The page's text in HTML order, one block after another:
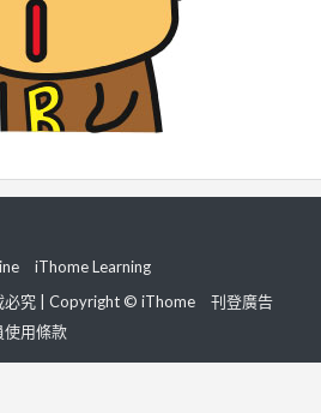
iThome Learning
必究 | Copyright © iThome
刊登廣告
使用條款